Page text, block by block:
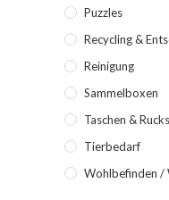
Puzzles
Recycling &
Reinigung
Sammelboxen
Taschen &
Tierbedarf
Wohlbefinden /